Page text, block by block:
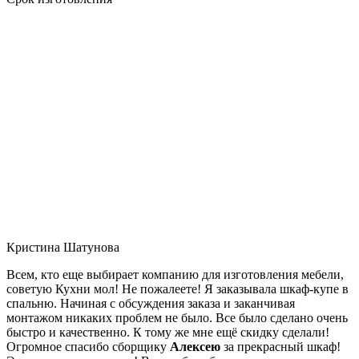
Кристина Шатунова
Всем, кто еще выбирает компанию для изготовления мебели,
советую Кухни мол! Не пожалеете! Я заказывала шкаф-купе в
спальню. Начиная с обсуждения заказа и заканчивая
монтажом никаких проблем не было. Все было сделано очень
быстро и качественно. К тому же мне ещё скидку сделали!
Огромное спасибо сборщику Алексею за прекрасный шкаф!